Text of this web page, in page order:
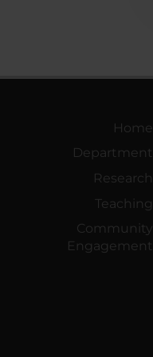
Home
Department
Research
Teaching
Community
Engagement